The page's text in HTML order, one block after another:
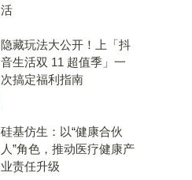
活
隐藏玩法大公开！上「抖
音生活双 11 超值季」一
次搞定福利指南
硅基仿生：以“健康合伙
人”角色，推动医疗健康产
业责任升级